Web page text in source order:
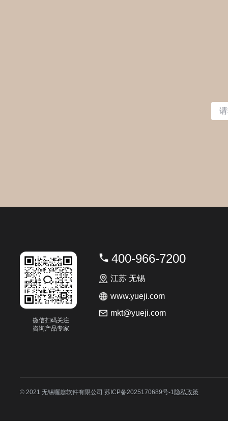
微信扫码关注
咨询产品专家
400-966-7200
江苏 无锡
www.yueji.com
mkt@yueji.com
© 2021 无锡喔趣软件有限公司 苏ICP备2025170689号-1 隐私政策